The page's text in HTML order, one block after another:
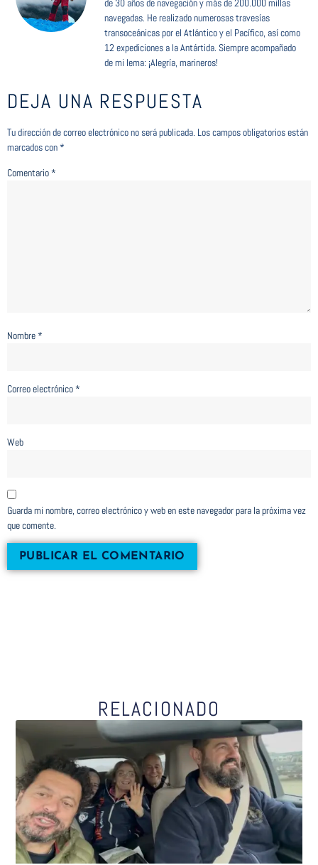
de 30 años de navegación y más de 200.000 millas
navegadas. He realizado numerosas travesías
transoceánicas por el Atlántico y el Pacífico, así como
12 expediciones a la Antártida. Siempre acompañado
de mi lema: ¡Alegría, marineros!
DEJA UNA RESPUESTA
Tu dirección de correo electrónico no será publicada. Los campos obligatorios están
marcados con*
Comentario*
Nombre*
Correo electrónico*
Web
Guarda mi nombre, correo electrónico y web en este navegador para la próxima vez
que comente.
RELACIONADO